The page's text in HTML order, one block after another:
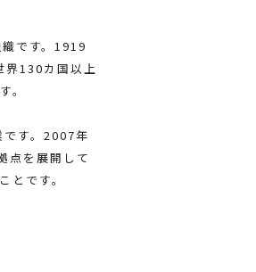
です。1919
界130カ国以上
。
す。2007年
点を展開して
とです。